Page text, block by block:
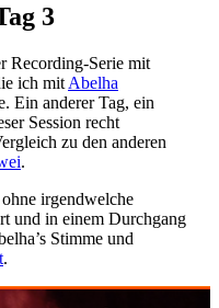
3
Recording-Serie mit
ich mit Abelha
Ein anderer Tag, ein
Session recht
zu den anderen
.
irgendwelche
und in einem Durchgang
Stimme und
.